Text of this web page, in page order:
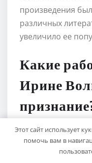
произведения
различных
увеличило ее
Какие
Ирине
В течение своей
написала
Этот сайт использует
помочь вам в